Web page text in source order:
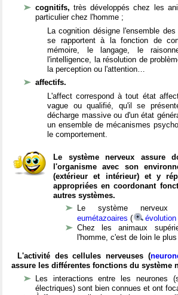
cognitifs,très développés chez les
particulier chez l'homme ;
La cognition désigne l'ensemble
se rapportent à la fonction de
mémoire, le langage, le
l'intelligence, la résolution de
la perception ou l'attention…
affectifs.
L'affect correspond à tout état
vague ou qualifié, qu'il se
décharge massive ou d'un état
un ensemble de mécanismes
le comportement.
Le système nerveux assure
l'organisme avec son
(extérieur et intérieur) et y
appropriées en coordonant
autres systèmes.
Le système
eumétazoaires (
Chez les animaux
l'homme, c'est de loin le
L'activité des cellules nerveuses (
assure les différentes fonctions du système
Les interactions entre les neurones
électriques) sont bien connues et ont